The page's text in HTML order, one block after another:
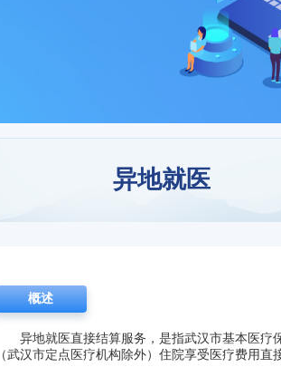
异地就医
概述
异地就医直接结算服务，是指武汉市基本医疗
（武汉市定点医疗机构除外）住院享受医疗费用直